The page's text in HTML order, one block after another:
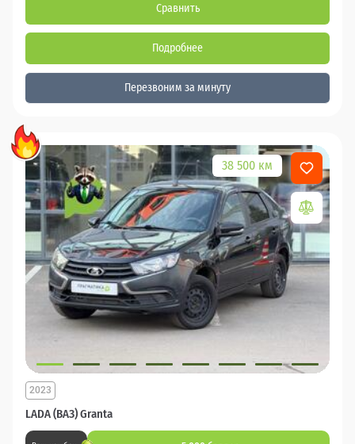
Сравнить
Подробнее
Перезвоним за минуту
38 500 км
LADA (ВАЗ) Granta
2023